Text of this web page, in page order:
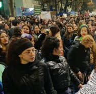
abajo. Viaje en barco
bonaerense, para
productores,
resisten otra
Por Francisco
Descargar la Mu